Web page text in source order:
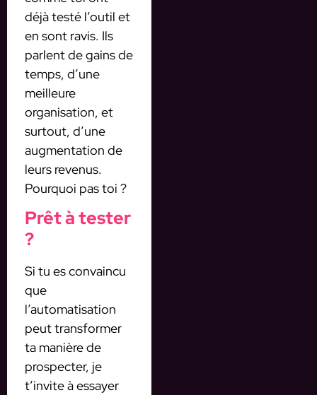
déjà testé l’outil et
en sont ravis. Ils
parlent de gains de
temps, d’une
meilleure
organisation, et
surtout, d’une
augmentation de
leurs revenus.
Pourquoi pas toi ?
Prêt à tester
?
Si tu es convaincu
que
l’automatisation
peut transformer
ta manière de
prospecter, je
t’invite à essayer